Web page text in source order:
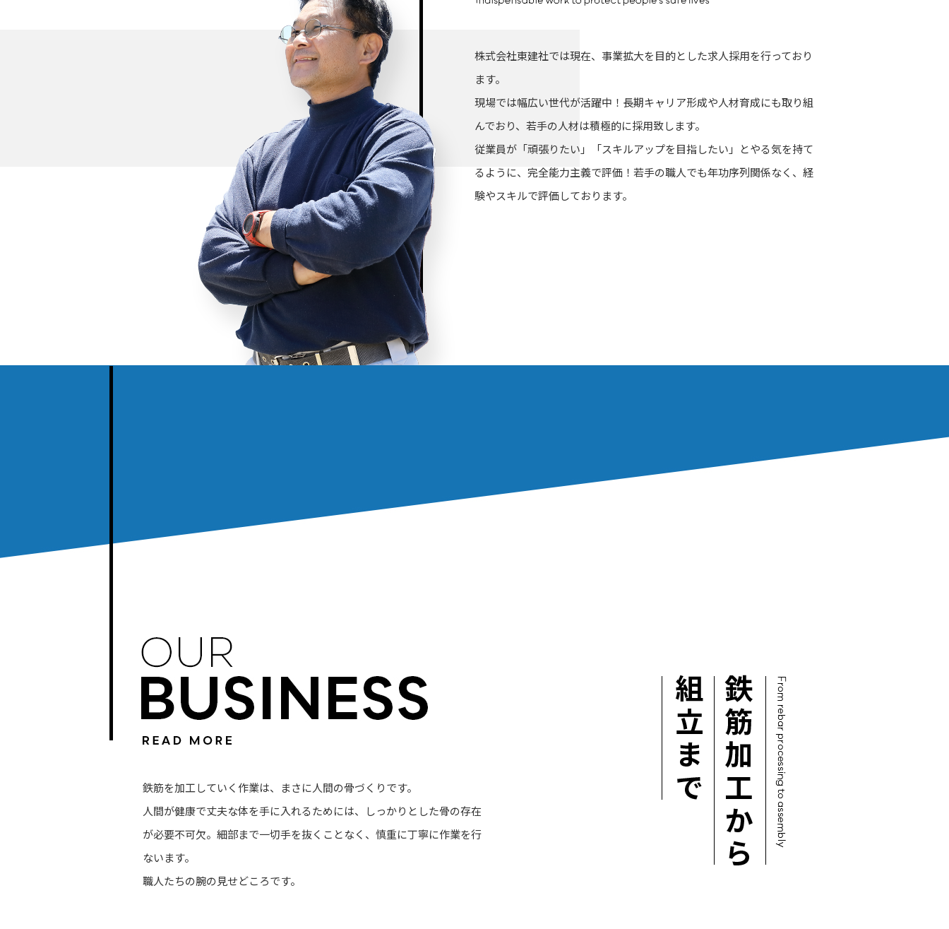
株式会社東建社では現在、事業拡大を目的とした求人採用を行っており
ます。
現場では幅広い世代が活躍中！長期キャリア形成や人材育成にも取り組
んでおり、若手の人材は積極的に採用致します。
従業員が「頑張りたい」「スキルアップを目指したい」とやる気を持て
るように、完全能力主義で評価！若手の職人でも年功序列関係なく、経
験やスキルで評価しております。
鉄筋を加工していく作業は、まさに人間の骨づくりです。
人間が健康で丈夫な体を手に入れるためには、しっかりとした骨の存在
が必要不可欠。細部まで一切手を抜くことなく、慎重に丁寧に作業を行
ないます。
職人たちの腕の見せどころです。